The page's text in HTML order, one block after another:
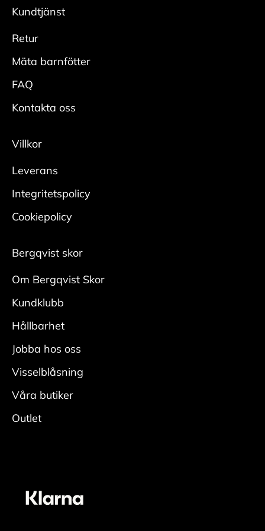
önskad glans.
Skydda
• Spraya hela skon rikligt med
impregneringsspray från cirka 20 cm.
skoblock i.
• Upprepa regelbundet för bästa effekt.
Mocka/nubuck
• Borsta bort smuts med en mockaborste.
• Bearbeta tuffare fläckar med en slipsten för
mocka.
Någon gång per säsong krävs en ordentlig
• Ta ur skosnören och borsta bort ytlig smuts
en mockaborste. Var noga i veck och kanter.
• Fukta skon ordentligt, applicera rengöring
med
• Skölj av skorna ordentligt för att få bort all
rengöring.
avsluta
genom att fräscha upp insidan med
skons originalfärg. En neutral nyans fungerar
Adidas = UK
Reebook = US
Kundtjänst
Retur
Mäta barnfötter
FAQ
Kontakta oss
Villkor
Leverans
Integritetspolicy
Cookiepolicy
Bergqvist skor
Om Bergqvist Skor
Kundklubb
Hållbarhet
Jobba hos oss
Visselblåsning
Våra butiker
Outlet